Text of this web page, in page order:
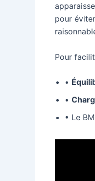
pour
Pour
•
•
• Le